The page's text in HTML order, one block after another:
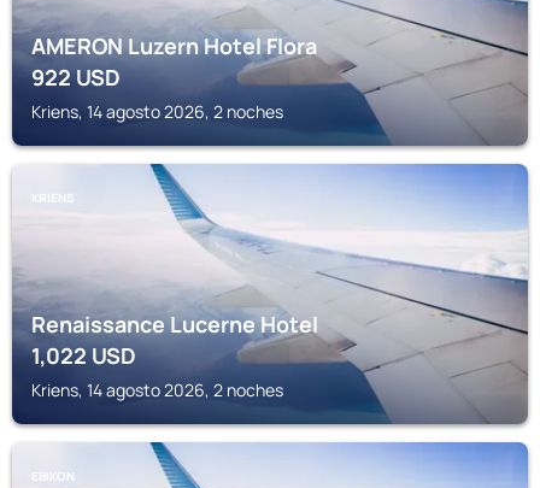
AMERON Luzern Hotel Flora
922USD
Kriens, 14 agosto 2026, 2 noches
KRIENS
Renaissance Lucerne Hotel
1,022 USD
Kriens, 14 agosto 2026, 2 noches
EBIKON